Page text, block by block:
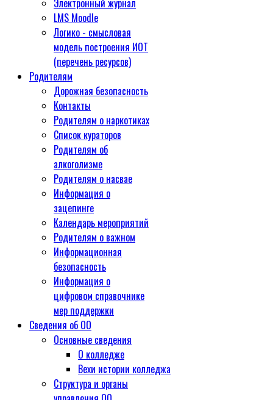
LMS Moodle
Логико - смысловая
модель построения ИОТ
(перечень ресурсов)
Родителям
Дорожная безопасность
Контакты
Родителям о наркотиках
Список кураторов
Родителям об
алкоголизме
Родителям о насвае
Информация о
зацепинге
Календарь мероприятий
Родителям о важном
Информационная
безопасность
Информация о
цифровом справочнике
мер поддержки
Сведения об ОО
Основные сведения
О колледже
Вехи истории колледжа
Структура и органы